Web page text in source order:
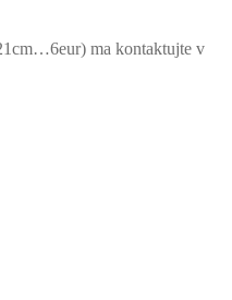
ma kontaktujte v